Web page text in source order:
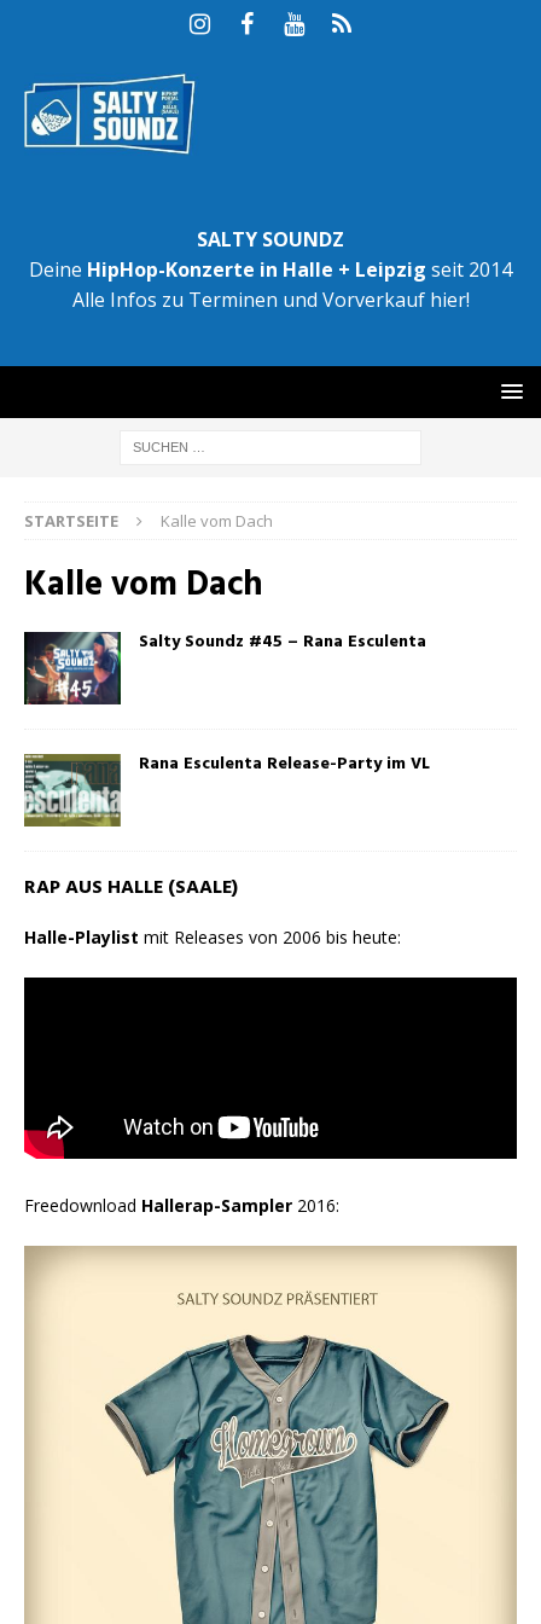
SALTY SOUNDZ
Deine HipHop-Konzerte in Halle + Leipzig seit 2014
Alle Infos zu Terminen und Vorverkauf hier!
STARTSEITE Kalle vom Dach
Kalle vom Dach
Salty Soundz #45 – Rana Esculenta
Rana Esculenta Release-Party im VL
RAP AUS HALLE (SAALE)
Halle-Playlist mit Releases von 2006 bis heute:
Freedownload Hallerap-Sampler 2016: